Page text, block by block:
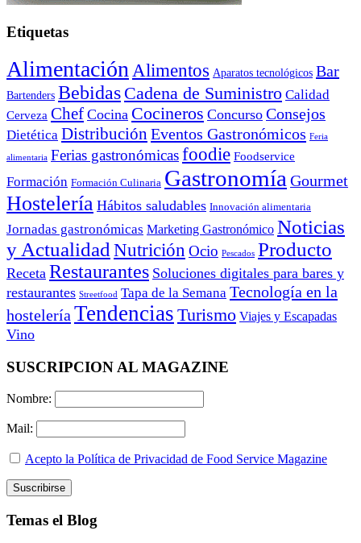
Etiquetas
Alimentación Alimentos Aparatos tecnológicos Bar
Bartenders Bebidas Cadena de Suministro Calidad
Cerveza Chef Cocina Cocineros Concurso Consejos
Dietética Distribución Eventos Gastronómicos Feria
alimentaria Ferias gastronómicasfoodie Foodservice
Formación Formación Culinaria Gastronomía Gourmet
Hostelería Hábitos saludables Innovación alimentaria
Jornadas gastronómicas Marketing Gastronómico Noticias
y Actualidad Nutrición Ocio Pescados Producto
Receta Restaurantes Soluciones digitales para bares y
restaurantes Streetfood Tapa de la Semana Tecnología en la
hostelería Tendencias Turismo Viajes y Escapadas
Vino
SUSCRIPCION AL MAGAZINE
Nombre:
Mail:
Acepto la Política de Privacidad de Food Service Magazine
Temas el Blog